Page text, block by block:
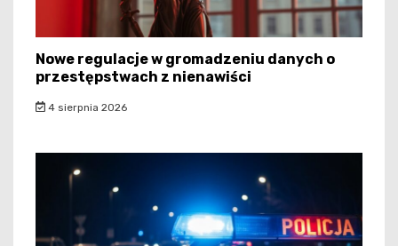
Nowe regulacje w gromadzeniu danych o
przestępstwach z nienawiści
4 sierpnia 2026